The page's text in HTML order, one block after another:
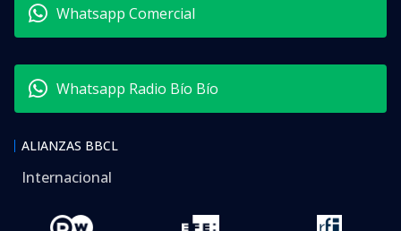
Whatsapp Comercial
Whatsapp Radio Bío Bío
ALIANZAS BBCL
Internacional